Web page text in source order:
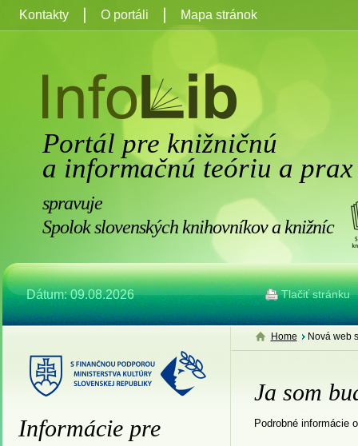
Portál pre knižničnú
a informačnú teóriu a prax
spravuje
Spolok slovenských knihovníkov a knižníc
Dátum: 09.08.2026 Tlačiť stránku
Kontakty O portáli Mapa stránok
Home Nová web
Ja som
Podrobné informácie
Informácie pre